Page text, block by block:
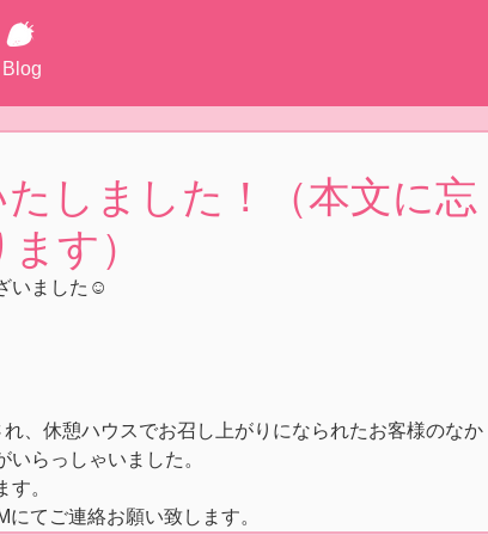
Blog
しました！（本文に忘
す）
いました☺
、休憩ハウスでお召し上がりになられたお客様のなか
らっしゃいました。
。
てご連絡お願い致します。